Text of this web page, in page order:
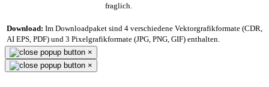
fraglich.
Download: Im Downloadpaket sind 4 verschiedene Vektorgrafikformate (CDR,
AI EPS, PDF) und 3 Pixelgrafikformate (JPG, PNG, GIF) enthalten.
×
×